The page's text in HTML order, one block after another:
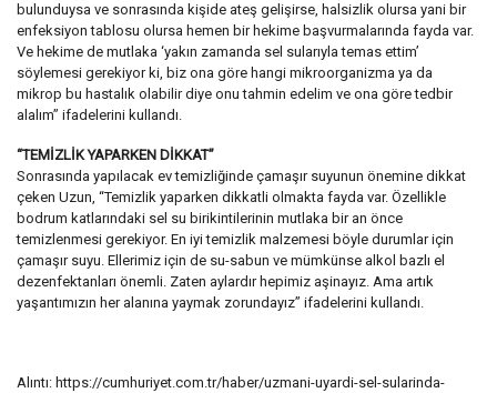
bulunduysa ve sonrasında kişide ateş gelişirse, halsizlik olursa yani bir
enfeksiyon tablosu olursa hemen bir hekime başvurmalarında fayda var.
Ve hekime de mutlaka ‘yakın zamanda sel sularıyla temas ettim’
söylemesi gerekiyor ki, biz ona göre hangi mikroorganizma ya da
mikrop bu hastalık olabilir diye onu tahmin edelim ve ona göre tedbir
alalım” ifadelerini kullandı.
“TEMİZLİK YAPARKEN DİKKAT”
Sonrasında yapılacak ev temizliğinde çamaşır suyunun önemine dikkat
çeken Uzun, “Temizlik yaparken dikkatli olmakta fayda var. Özellikle
bodrum katlarındaki sel su birikintilerinin mutlaka bir an önce
temizlenmesi gerekiyor. En iyi temizlik malzemesi böyle durumlar için
çamaşır suyu. Ellerimiz için de su-sabun ve mümkünse alkol bazlı el
dezenfektanları önemli. Zaten aylardır hepimiz aşinayız. Ama artık
yaşantımızın her alanına yaymak zorundayız” ifadelerini kullandı.
Alıntı: https://cumhuriyet.com.tr/haber/uzmani-uyardi-sel-sularinda-